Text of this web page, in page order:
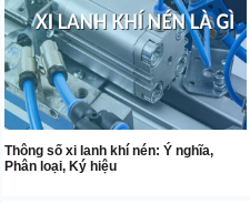
Thông số xi lanh khí nén: Ý nghĩa,
Phân loại, Ký hiệu